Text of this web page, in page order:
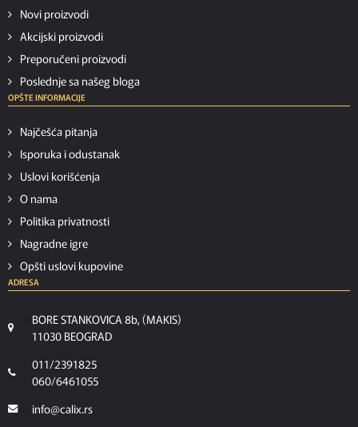
Novi proizvodi
Akcijski proizvodi
Preporučeni proizvodi
Poslednje sa našeg bloga
OPŠTE INFORMACIJE
Najčešća pitanja
Isporuka i odustanak
Uslovi korišćenja
O nama
Politika privatnosti
Nagradne igre
Opšti uslovi kupovine
ADRESA
BORE STANKOVICA 8b, (MAKIS)
11030 BEOGRAD
011/2391825
060/6461055
info@calix.rs